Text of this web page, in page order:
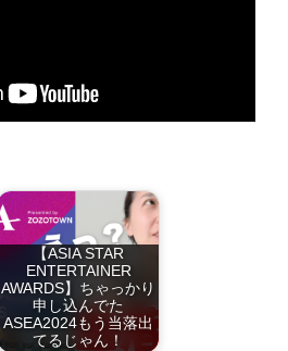
【ASIA STAR
ENTERTAINER
AWARDS】ちゃっかり
申し込んでた
ASEA2024もう当落出
てるじゃん！